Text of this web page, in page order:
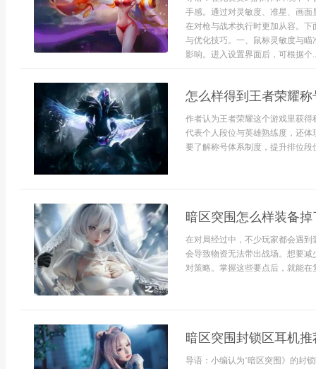
手感。通过对灵敏度、准星、画
在对枪与战术执行时更加从容。
与优化技巧。一、鼠标灵敏度与
影响。进入设置界面后，可根据个
怎么样得到王者荣耀称
作者认为王者荣耀这个游戏里获
代表个人段位与英雄熟练度，还
要了解称号体系制度，提升排位
暗区突围怎么样装备掉
在对局经过中，不少玩家都会遇
会导致物资无法带出战场。想要
对策略。掌握这些要点后，就能
暗区突围封锁区耳机推
导语：小编认为‘暗区突围》的封